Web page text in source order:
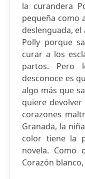
la curandera
pequeña como
deslenguada, el
Polly porque
curar a los
partos. Pero
desconoce es
algo más que
quiere
corazones
Granada, la
color tiene la
novela. Como
Corazón